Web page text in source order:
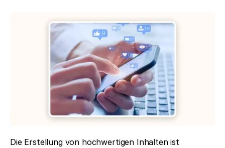
Die Erstellung von hochwertigen Inhalten ist